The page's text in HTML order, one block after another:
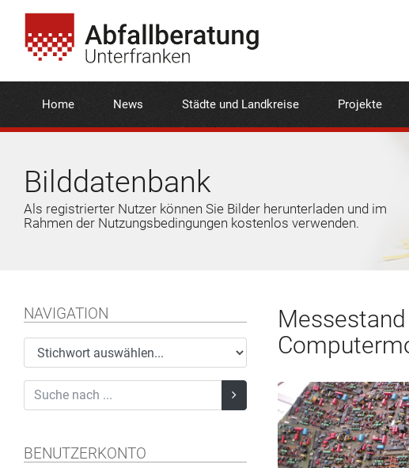
Home News Städte und Landkreise Projekte
Bilddatenbank
Als registrierter Nutzer können Sie Bilder herunterladen und im
Rahmen der Nutzungsbedingungen kostenlos verwenden.
NAVIGATION
BENUTZERKONTO